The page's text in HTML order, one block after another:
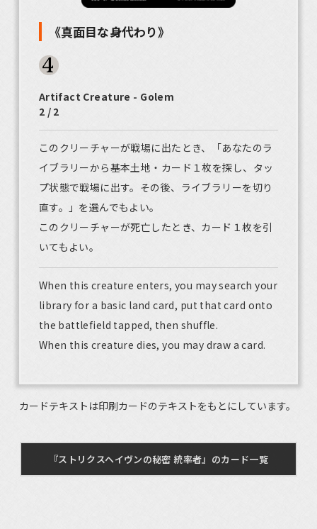
《真面目な身代わり》
Artifact Creature - Golem
2 / 2
このクリーチャーが戦場に出たとき、「あなたのラ
イブラリーから基本土地・カード１枚を探し、タッ
プ状態で戦場に出す。その後、ライブラリーを切り
直す。」を選んでもよい。
このクリーチャーが死亡したとき、カード１枚を引
いてもよい。
When this creature enters, you may search your
library for a basic land card, put that card onto
the battlefield tapped, then shuffle.
When this creature dies, you may draw a card.
カードテキストは印刷カードのテキストをもとにしています。
『ストリクスヘイヴンの秘密 統率者』のカード一覧